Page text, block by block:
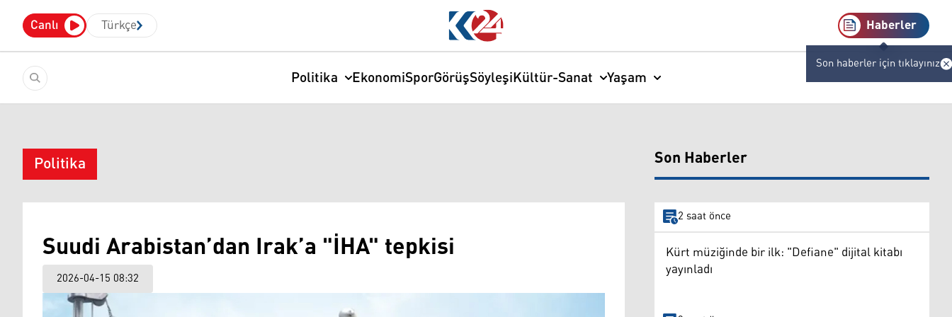
Canlı Türkçe Haberler
Son haberler için tıklayınız
Politika EkonomiSporGörüşSöyleşiKültür-Sanat Yaşam
Politika
Suudi Arabistan’dan Irak’a "İHA" tepkisi
2026-04-15 08:32
Son Haberler
2 saat önce
Kürt müziğinde bir ilk: "Defiane" dijital kitabı
yayınladı